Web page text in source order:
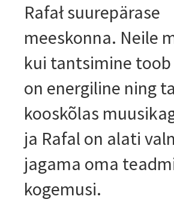
Rafał suurepärase
meeskonna. Neile
kui tantsimine
on energiline ning
kooskõlas
ja Rafal on alati
jagama oma
kogemusi.